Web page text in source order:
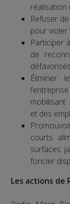
réalisation
Refuser
pour violer
Participer
de
défavorisés
Éliminer
mobilisant
et des
courts
surfaces
foncier
Les actions de